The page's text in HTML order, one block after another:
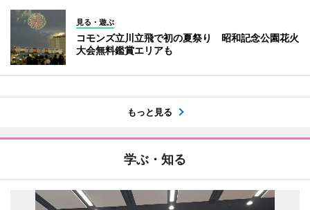
見る・遊ぶ
コモンズ立川立飛で初の夏祭り 昭和記念公園花火
大会無料鑑賞エリアも
もっと見る
学ぶ・知る